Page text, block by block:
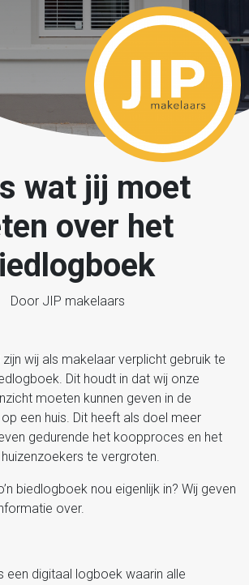
wat jij moet
over het
Door JIP makelaars
wij als makelaar verplicht gebruik te
Dit houdt in dat wij onze
moeten kunnen geven in de
een huis. Dit heeft als doel meer
gedurende het koopproces en het
te vergroten.
biedlogboek nou eigenlijk in? Wij geven
over.
een digitaal logboek waarin alle